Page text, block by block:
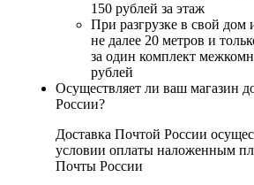
150 рублей за этаж
При разгрузке в свой дом
не далее 20 метров и
за один комплект
рублей
Осуществляет ли ваш магазин
России?
Доставка Почтой России
условии оплаты наложенным
Почты России